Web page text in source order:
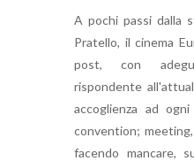
A pochi passi dalla
Pratello, il cinema
post, con
rispondente
accoglienza ad
convention;
facendo mancare,